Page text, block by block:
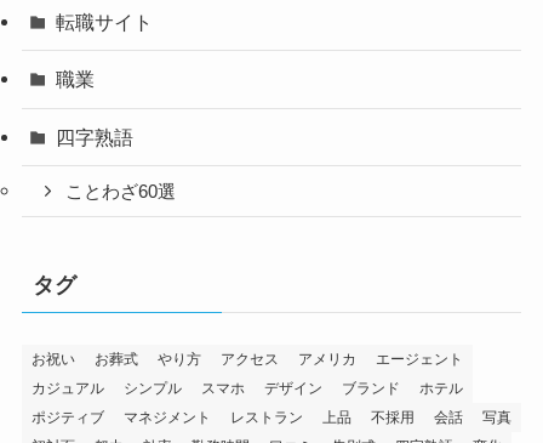
転職サイト
職業
四字熟語
ことわざ60選
タグ
お祝い お葬式 やり方 アクセス アメリカ
エージェント
カジュアル
シンプル スマホ デザイン ブランド
ホテル
ポジティブ
マネジメント レストラン 上品 不採用 会話
写真